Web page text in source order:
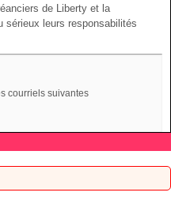
de Liberty et la
sérieux leurs responsabilités
courriels suivantes